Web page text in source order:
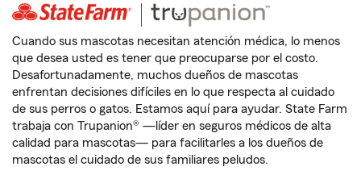
Cuando sus mascotas necesitan atención médica, lo menos
que desea usted es tener que preocuparse por el costo.
Desafortunadamente, muchos dueños de mascotas
enfrentan decisiones difíciles en lo que respecta al cuidado
de sus perros o gatos. Estamos aquí para ayudar. State Farm
trabaja con Trupanion® —líder en seguros médicos de alta
calidad para mascotas— para facilitarles a los dueños de
mascotas el cuidado de sus familiares peludos.